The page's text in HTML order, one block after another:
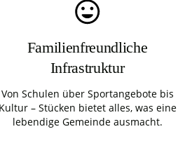
Familienfreundliche
Infrastruktur
Von Schulen über Sportangebote bis
Kultur – Stücken bietet alles, was eine
lebendige Gemeinde ausmacht.